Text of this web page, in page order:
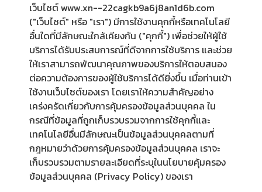
เว็บไซต์ www.xn--22cagkb9a6j8an1d6b.com
("เว็บไซต์" หรือ "เรา") มีการใช้งานคุกกี้หรือเทคโนโลยี
อื่นใดที่มีลักษณะใกล้เคียงกัน ("คุกกี้") เพื่อช่วยให้ผู้ใช้
บริการได้รับประสบการณ์ที่ดีจากการใช้บริการ และช่วย
ให้เราสามารถพัฒนาคุณภาพของบริการให้ตอบสนอง
ต่อความต้องการของผู้ใช้บริการได้ดียิ่งขึ้น เมื่อท่านเข้า
ใช้งานเว็บไซต์ของเรา โดยเราให้ความสำคัญอย่าง
เคร่งครัดเกี่ยวกับการคุ้มครองข้อมูลส่วนบุคคล ใน
กรณีที่ข้อมูลที่ถูกเก็บรวบรวมจากการใช้คุกกี้และ
เทคโนโลยีอื่นมีลักษณะเป็นข้อมูลส่วนบุคคลตามที่
กฎหมายว่าด้วยการคุ้มครองข้อมูลส่วนบุคคล เราจะ
เก็บรวบรวมตามรายละเอียดที่ระบุในนโยบายคุ้มครอง
ข้อมูลส่วนบุคคล (Privacy Policy) ของเรา